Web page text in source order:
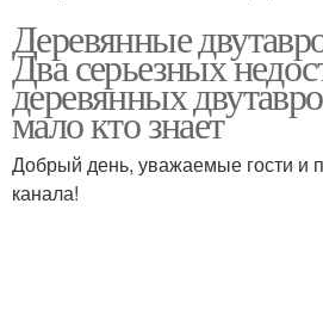
Деревянные
Два серьезных
деревянных
мало кто знает
Добрый день, уважаемые гости и
канала!